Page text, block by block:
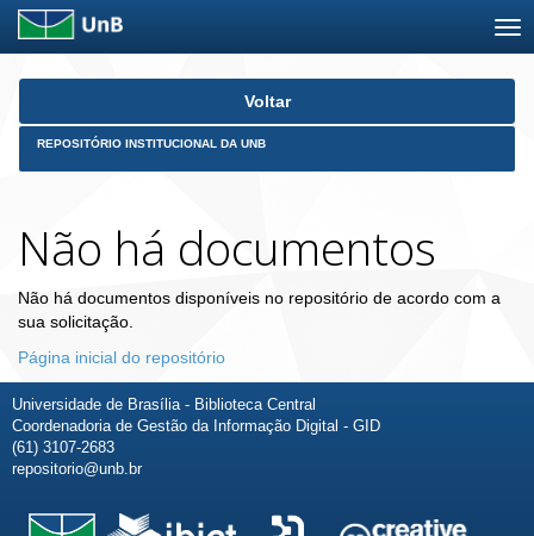
Skip
Voltar
REPOSITÓRIO INSTITUCIONAL DA UNB
Não há documentos
Não há documentos disponíveis no repositório de acordo com a
sua solicitação.
Página inicial do repositório
Universidade de Brasília - Biblioteca Central
Coordenadoria de Gestão da Informação Digital - GID
(61) 3107-2683
repositorio@unb.br